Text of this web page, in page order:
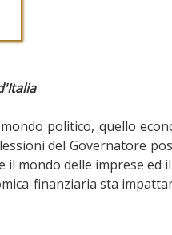
politico, quello
del Governatore
mondo delle imprese ed
finanziaria sta